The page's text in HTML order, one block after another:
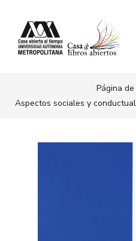
Página
Aspectos sociales y